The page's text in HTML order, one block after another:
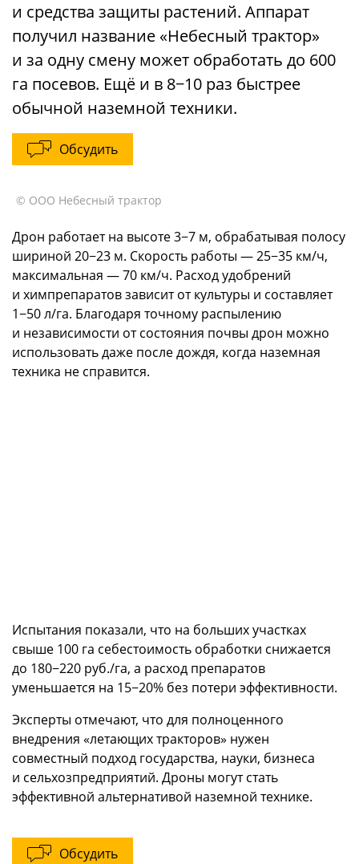
и средства защиты растений. Аппарат
получил название «Небесный трактор»
и за одну смену может обработать до 600
га посевов. Ещё и в 8−10 раз быстрее
обычной наземной техники.
Обсудить
© ООО Небесный трактор
Дрон работает на высоте 3−7 м, обрабатывая полосу
шириной 20−23 м. Скорость работы — 25−35 км/ч,
максимальная — 70 км/ч. Расход удобрений
и химпрепаратов зависит от культуры и составляет
1−50 л/га. Благодаря точному распылению
и независимости от состояния почвы дрон можно
использовать даже после дождя, когда наземная
техника не справится.
Испытания показали, что на больших участках
свыше 100 га себестоимость обработки снижается
до 180−220 руб./га, а расход препаратов
уменьшается на 15−20% без потери эффективности.
Эксперты отмечают, что для полноценного
внедрения «летающих тракторов» нужен
совместный подход государства, науки, бизнеса
и сельхозпредприятий. Дроны могут стать
эффективной альтернативой наземной технике.
Обсудить